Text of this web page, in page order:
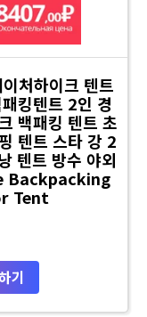
처하이크 텐트
킹텐트 2인 경
백패킹 텐트 초
텐트 스타 강 2
텐트 방수 야외
Backpacking
Tent
기